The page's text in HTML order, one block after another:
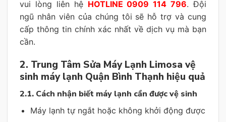
vui lòng liên hệ HOTLINE 0909 114 796. Đội
ngũ nhân viên của chúng tôi sẽ hỗ trợ và cung
cấp thông tin chính xác nhất về dịch vụ mà bạn
cần.
2. Trung Tâm Sửa Máy Lạnh Limosa vệ
sinh máy lạnh Quận Bình Thạnh hiệu quả
2.1. Cách nhận biết máy lạnh cần được vệ sinh
Máy lạnh tự ngắt hoặc không khởi động được